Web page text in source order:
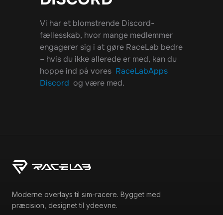
Vi har et blomstrende Discord-
fællesskab, hvor mange medlemmer
engagerer sig i at gøre RaceLab bedre
– hvis du ikke allerede er med, kan du
hoppe ind på vores RaceLabApps
Discord og være med.
Moderne overlays til sim-racere. Bygget med
præcision, designet til ydeevne.